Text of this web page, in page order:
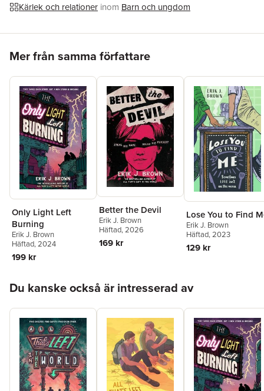
Kärlek och relationer inom Barn och ungdom
Mer från samma författare
Only Light Left
Burning
Erik J. Brown
Häftad, 2024
199 kr
Better the Devil
Erik J. Brown
Häftad, 2026
169 kr
Lose You to Find
Erik J. Brown
Häftad, 2023
129 kr
Du kanske också är intresserad av